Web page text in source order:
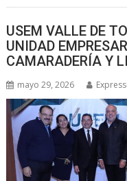
USEM VALLE DE
UNIDAD
CAMARADERÍA Y
mayo 29, 2026